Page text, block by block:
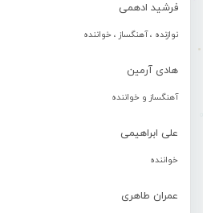
فرشید ادهمی
نوازنده ، آهنگساز ، خواننده
هادی آرمین
آهنگساز و خواننده
علی ابراهیمی
خواننده
عمران طاهری